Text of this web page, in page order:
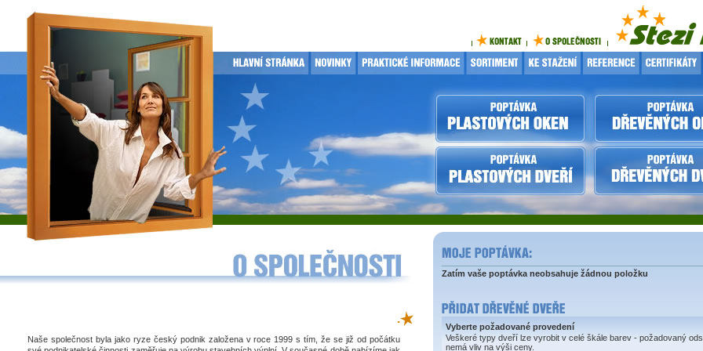
.
Naše společnost byla jako ryze český podnik založena v roce 1999 s tím, že se již od počátku
Zatím vaše poptávka neobsahuje žádnou položku
Vyberte požadované provedení
Veškeré typy dveří lze vyrobit v celé škále barev - požadovaný
nemá vliv na výši ceny.